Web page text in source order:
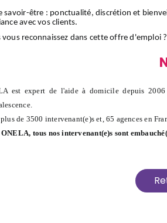
savoir-être : ponctualité, discrétion et
avec vos clients.
vous reconnaissez dans cette offre d'emploi ?
est expert de l'aide à domicile depuis
de 3500 intervenant(e)s et, 65 agences en
ONELA, tous nos intervenant(e)s sont